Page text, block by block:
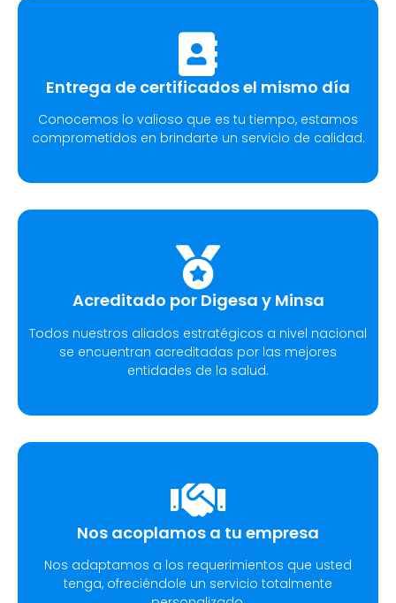
Entrega de certificados el mismo día
Conocemos lo valioso que es tu tiempo, estamos
comprometidos en brindarte un servicio de calidad.
Acreditado por Digesa y Minsa​
Todos nuestros aliados estratégicos a nivel nacional
se encuentran acreditadas por las mejores
entidades de la salud.
Nos acoplamos a tu empresa
Nos adaptamos a los requerimientos que usted
tenga, ofreciéndole un servicio totalmente